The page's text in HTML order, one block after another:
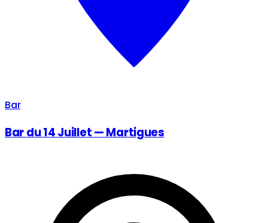
Bar
Bar du 14 Juillet — Martigues